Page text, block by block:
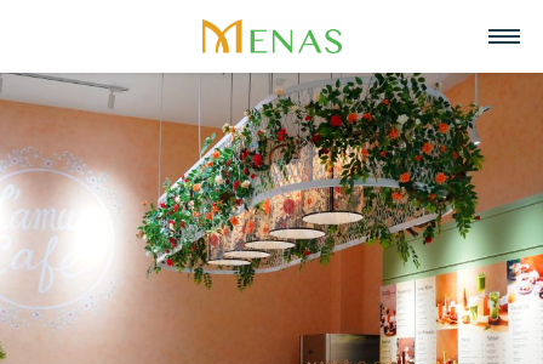
主页
关于我们
关于Menas集团
愿景, 使命, 核心价值
Menas 与 ESG 承诺
业务领域
超市
零售
新闻与活动
招聘
战略合作伙伴